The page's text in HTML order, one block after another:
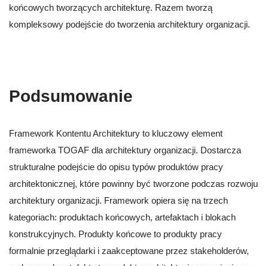
końcowych tworzących architekturę. Razem tworzą
kompleksowy podejście do tworzenia architektury organizacji.
Podsumowanie
Framework Kontentu Architektury to kluczowy element
frameworka TOGAF dla architektury organizacji. Dostarcza
strukturalne podejście do opisu typów produktów pracy
architektonicznej, które powinny być tworzone podczas rozwoju
architektury organizacji. Framework opiera się na trzech
kategoriach: produktach końcowych, artefaktach i blokach
konstrukcyjnych. Produkty końcowe to produkty pracy
formalnie przeglądarki i zaakceptowane przez stakeholderów,